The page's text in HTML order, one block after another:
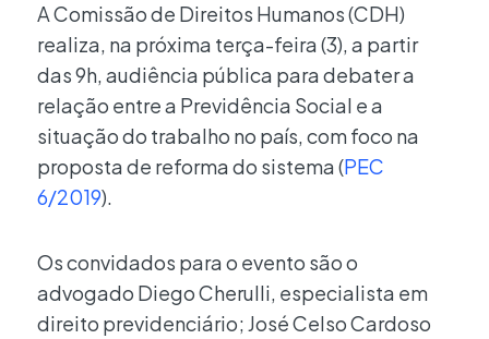
A Comissão de Direitos Humanos (CDH)
realiza, na próxima terça-feira (3), a partir
das 9h, audiência pública para debater a
relação entre a Previdência Social e a
situação do trabalho no país, com foco na
proposta de reforma do sistema (PEC
6/2019).
Os convidados para o evento são o
advogado Diego Cherulli, especialista em
direito previdenciário; José Celso Cardoso